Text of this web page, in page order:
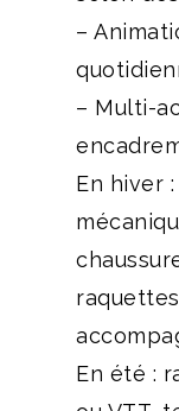
–
– Multi-
En hiver
En été :